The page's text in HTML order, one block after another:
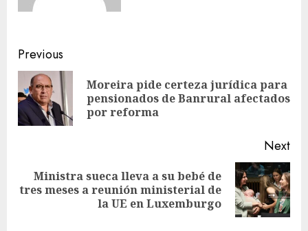
Previous
Moreira pide certeza jurídica para
pensionados de Banrural afectados
por reforma
Next
Ministra sueca lleva a su bebé de
tres meses a reunión ministerial de
la UE en Luxemburgo